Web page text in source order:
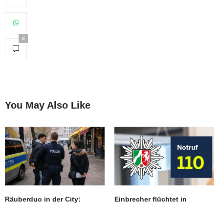
0
You May Also Like
Räuberduo in der City:
Einbrecher flüchtet in